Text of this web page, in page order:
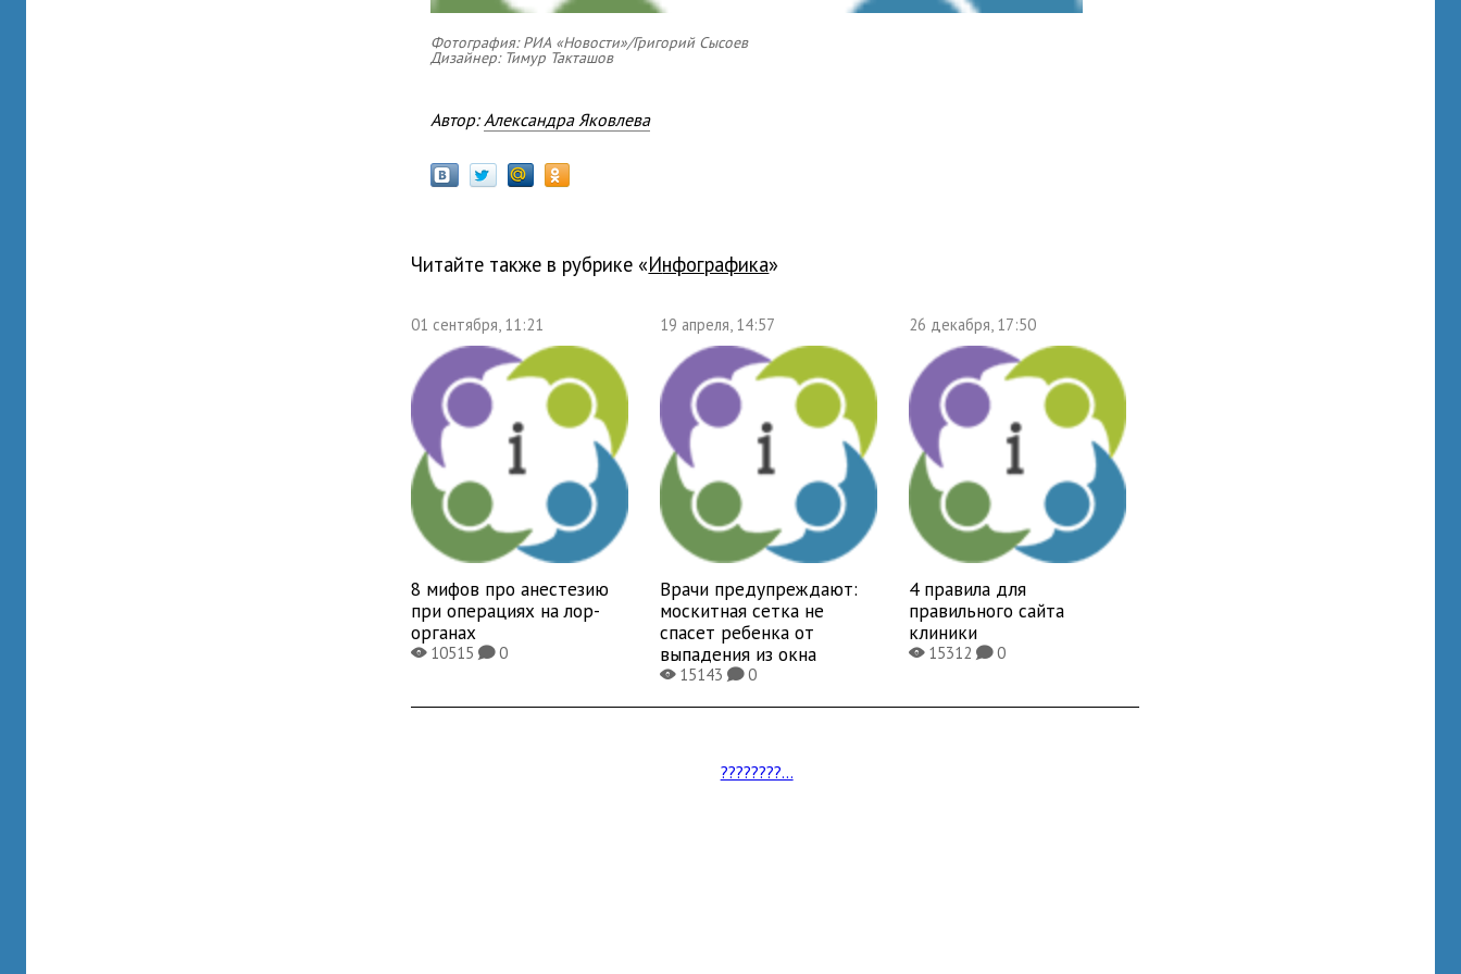
Фотография: РИА «Новости»/Григорий Сысоев
Дизайнер: Тимур Такташов
Автор:Александра Яковлева
Читайте также в рубрике « Инфографика»
01 сентября, 11:21
8 мифов про анестезию
при операциях на лор-
органах
X10515K0
19 апреля, 14:57
Врачи предупреждают:
москитная сетка не
спасет ребенка от
выпадения из окна
X15143K0
26 декабря, 17:50
4 правила для
правильного сайта
клиники
X15312K0
????????...